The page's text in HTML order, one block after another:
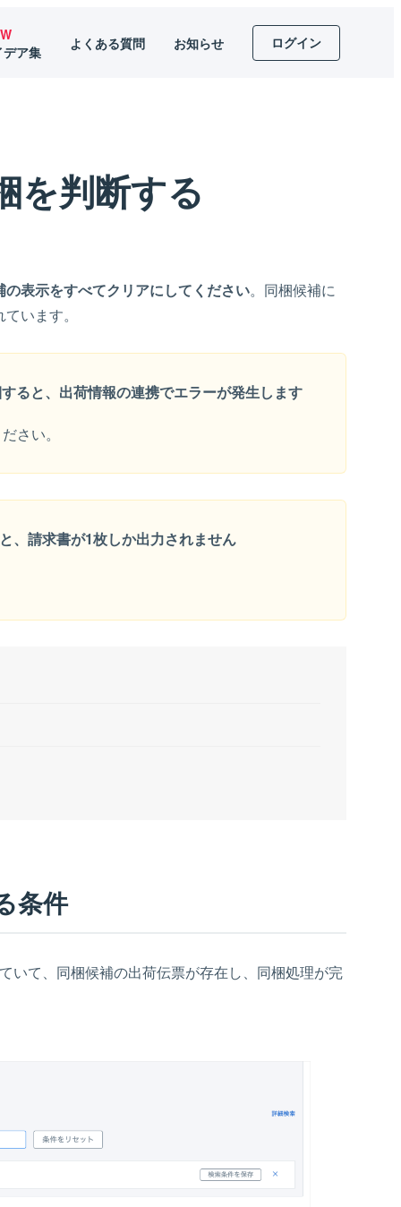
ア集
よくある質問 お知らせ ログイン
を判断する
の表示をすべてクリアにしてください。同梱候補に
います。
ると、出荷情報の連携でエラーが発生します
さい。
、請求書が1枚しか出力されません
条件
いて、同梱候補の出荷伝票が存在し、同梱処理が完